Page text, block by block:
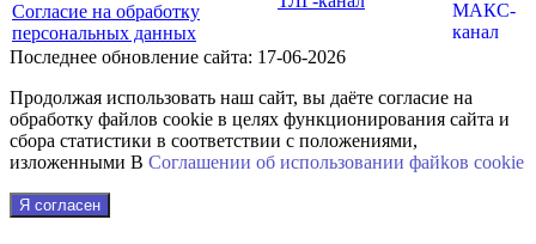
Согласие на обработку
персональных данных
Последнее обновление сайта: 17-06-2026
Продолжая использовать наш сайт, вы даёте согласие на
обработку файлов cookie в целях функционирования сайта и
сбора статистики в соответствии с положениями,
изложенными В Соглашении об использовании файkов cookie
Я согласен